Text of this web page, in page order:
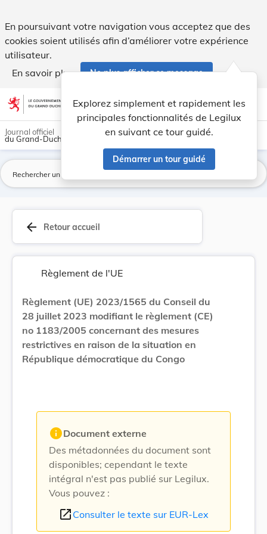
En poursuivant votre navigation vous acceptez que des
cookies soient utilisés afin d’améliorer votre expérience
utilisateur.
En savoir plus
Ne plus afficher ce message
Aller au contenu account_circle help Aide
Explorez simplement et rapidement les
principales fonctionnalités de Legilux
en suivant ce tour guidé.
Démarrer un tour guidé
light_mode dark_mode
Journal officiel
du Grand-Duché de Luxembourg
arrow_back Retour accueil
Règlement de l'UE
Règlement (UE) 2023/1565 du Conseil du
28 juillet 2023 modifiant le règlement (CE)
no 1183/2005 concernant des mesures
restrictives en raison de la situation en
République démocratique du Congo
infoDocument externe
Des métadonnées du document sont
disponibles; cependant le texte
intégral n'est pas publié sur Legilux.
Vous pouvez :
open_in_new Consulter le texte sur EUR-Lex